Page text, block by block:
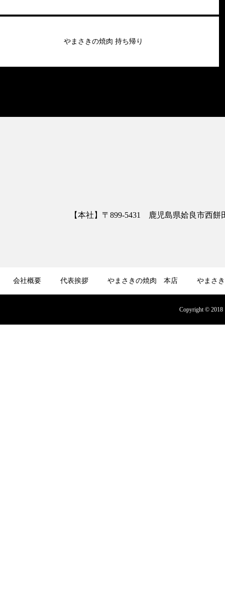
やまさきの焼肉 持ち帰り
【本社】〒899-5431 鹿児島県姶良市西餅
会社概要 代表挨拶 やまさきの焼肉 本店 やまさ
オンラインショップ
Copyright © 2018